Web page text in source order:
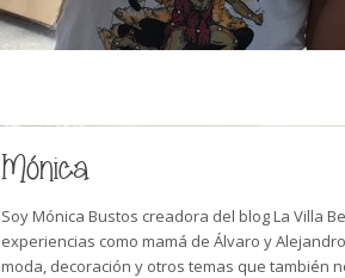
Mónica
Soy Mónica Bustos creadora del blog La Villa
experiencias como mamá de Álvaro y
moda, decoración y otros temas que también